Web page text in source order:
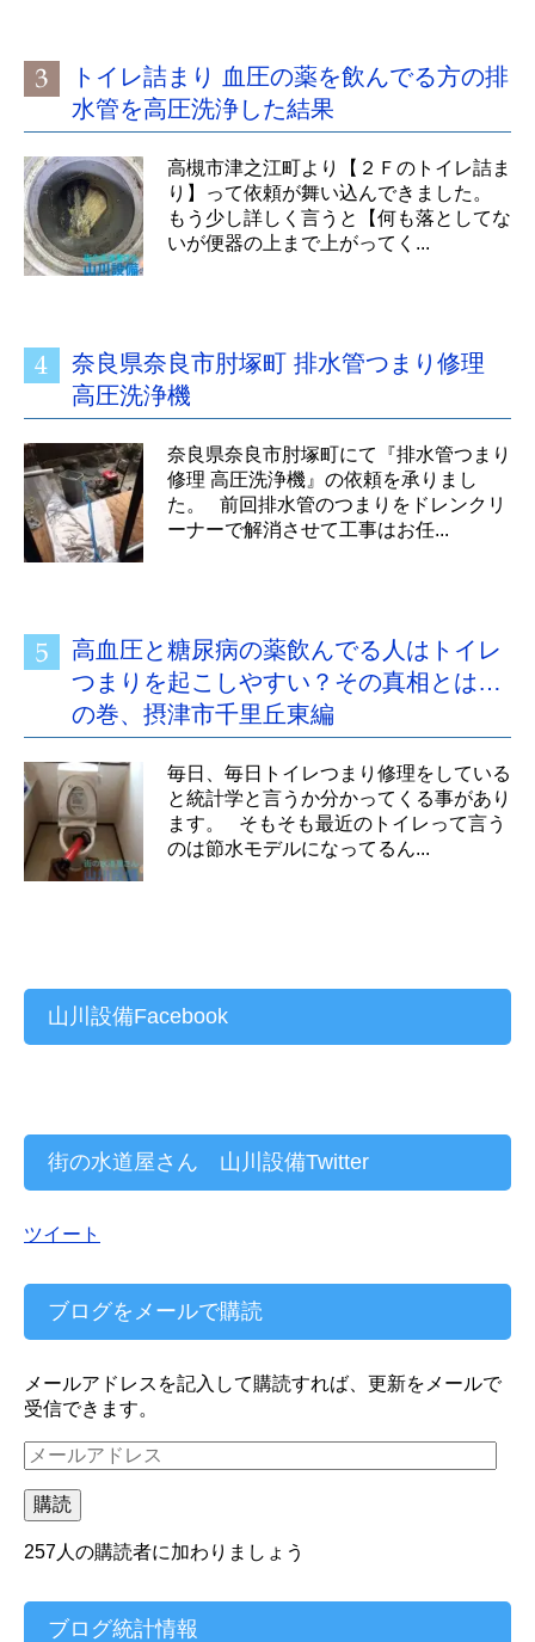
トイレ詰まり 血圧の薬を飲んでる方の排
水管を高圧洗浄した結果
高槻市津之江町より【２Ｆのトイレ詰ま
り】って依頼が舞い込んできました。
もう少し詳しく言うと【何も落としてな
いが便器の上まで上がってく...
奈良県奈良市肘塚町 排水管つまり修理
高圧洗浄機
奈良県奈良市肘塚町にて『排水管つまり
修理 高圧洗浄機』の依頼を承りまし
た。 前回排水管のつまりをドレンクリ
ーナーで解消させて工事はお任...
高血圧と糖尿病の薬飲んでる人はトイレ
つまりを起こしやすい？その真相とは…
の巻、摂津市千里丘東編
毎日、毎日トイレつまり修理をしている
と統計学と言うか分かってくる事があり
ます。 そもそも最近のトイレって言う
のは節水モデルになってるん...
山川設備Facebook
街の水道屋さん 山川設備Twitter
ツイート
ブログをメールで購読
メールアドレスを記入して購読すれば、更新をメールで
受信できます。
メ
ー
ル
ア
ド
ス
購読
257人の購読者に加わりましょう
ブログ統計情報